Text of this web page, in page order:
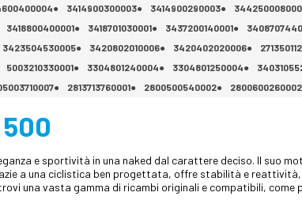
3414900300003● 3414900290003●
3418800400001● 3418701030001● 3437200140001●
3423504530005● 3420802010006● 3420402020006●
5003210330001● 3304801240004● 3304801250004●
2813713760001● 2800500540002●
e sportività in una naked dal carattere deciso. Il suo
a una ciclistica ben progettata, offre stabilità e
una vasta gamma di ricambi originali e compatibili,